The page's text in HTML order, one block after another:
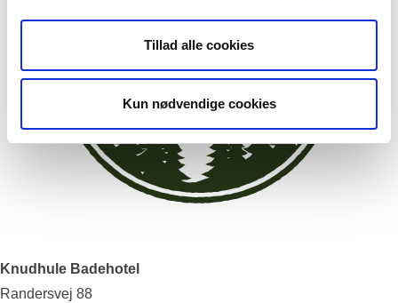
Tillad alle cookies
Kun nødvendige cookies
Knudhule Badehotel
Randersvej 88